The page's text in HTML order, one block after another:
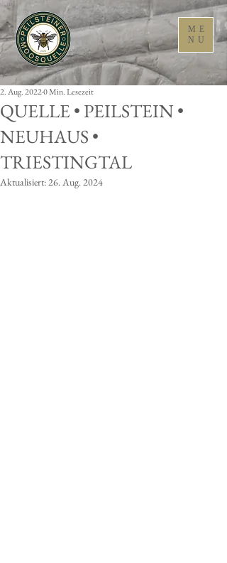
ME
NU
QUELLE • PEILSTEIN •
NEUHAUS •
TRIESTINGTAL
2. Aug. 20220 Min. Lesezeit
Aktualisiert:26. Aug. 2024